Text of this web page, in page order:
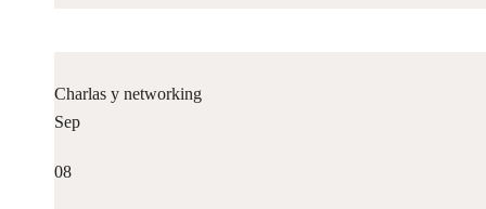
Charlas y networking
Sep
08